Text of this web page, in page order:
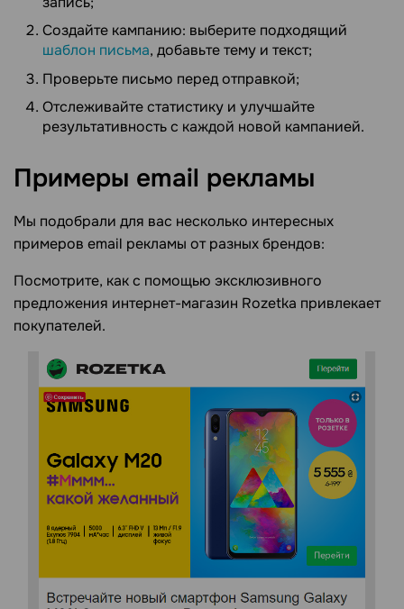
Создайте кампанию: выберите подходящий
шаблон письма, добавьте тему и текст;
Проверьте письмо перед отправкой;
Отслеживайте статистику и улучшайте
результативность с каждой новой кампанией.
Примеры email рекламы
Мы подобрали для вас несколько интересных
примеров email рекламы от разных брендов:
Посмотрите, как с помощью эксклюзивного
предложения интернет-магазин Rozetka привлекает
покупателей.